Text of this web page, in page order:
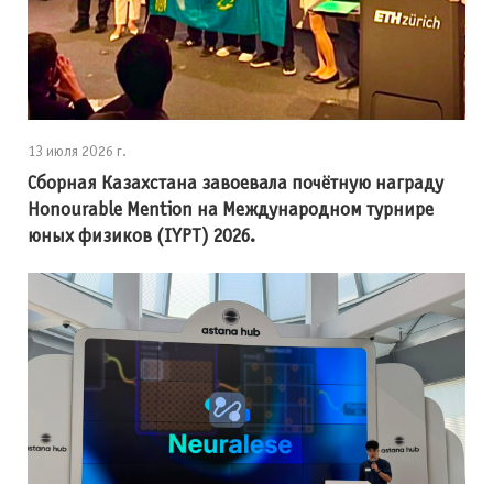
13 июля 2026 г.
Сборная Казахстана завоевала почётную награду
Honourable Mention на Международном турнире
юных физиков (IYPT) 2026.